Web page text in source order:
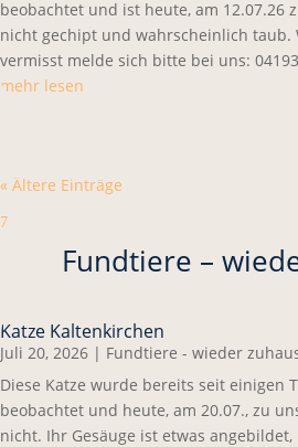
beobachtet und ist heute, am 12.07.26
nicht gechipt und wahrscheinlich taub.
vermisst melde sich bitte bei uns:
mehr lesen
« Ältere Einträge
7
Fundtiere –
Katze Kaltenkirchen
Juli 20, 2026 | Fundtiere - wieder
Diese Katze wurde bereits seit einigen
beobachtet und heute, am 20.07., zu
nicht. Ihr Gesäuge ist etwas